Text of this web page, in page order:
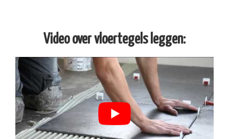
Video over vloertegels leggen: